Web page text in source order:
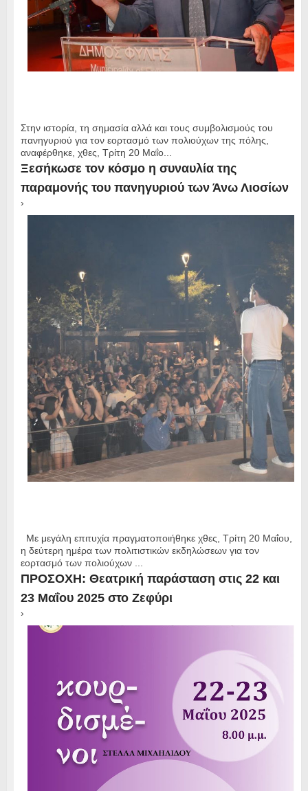
Στην ιστορία, τη σημασία αλλά και τους συμβολισμούς του
πανηγυριού για τον εορτασμό των πολιούχων της πόλης,
αναφέρθηκε, χθες, Τρίτη 20 Μαΐο...
Ξεσήκωσε τον κόσμο η συναυλία της
παραμονής του πανηγυριού των Άνω Λιοσίων
›
Με μεγάλη επιτυχία πραγματοποιήθηκε χθες, Τρίτη 20 Μαΐου,
η δεύτερη ημέρα των πολιτιστικών εκδηλώσεων για τον
εορτασμό των πολιούχων ...
ΠΡΟΣΟΧΗ: Θεατρική παράσταση στις 22 και
23 Μαΐου 2025 στο Ζεφύρι
›